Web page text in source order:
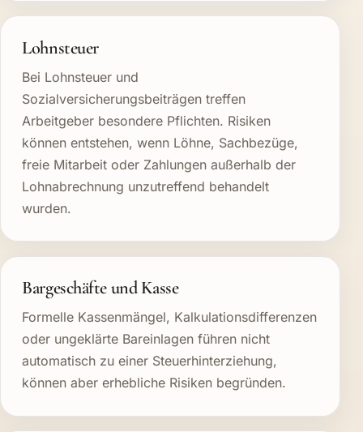
Lohnsteuer
Bei Lohnsteuer und
Sozialversicherungsbeiträgen treffen
Arbeitgeber besondere Pflichten. Risiken
können entstehen, wenn Löhne, Sachbezüge,
freie Mitarbeit oder Zahlungen außerhalb der
Lohnabrechnung unzutreffend behandelt
wurden.
Bargeschäfte und Kasse
Formelle Kassenmängel, Kalkulationsdifferenzen
oder ungeklärte Bareinlagen führen nicht
automatisch zu einer Steuerhinterziehung,
können aber erhebliche Risiken begründen.